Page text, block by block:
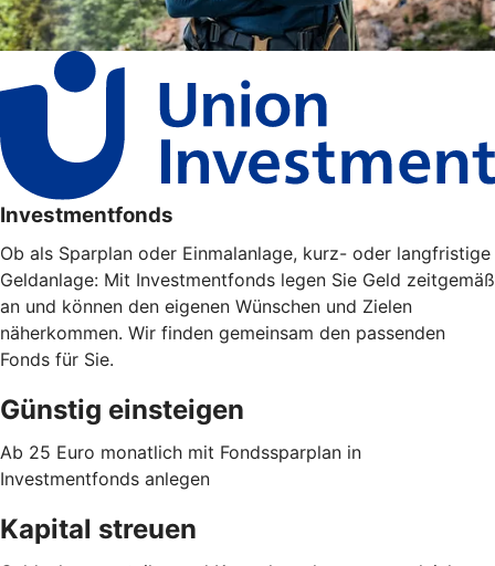
Investmentfonds
Ob als Sparplan oder Einmalanlage, kurz- oder langfristige
Geldanlage: Mit Investmentfonds legen Sie Geld zeitgemäß
an und können den eigenen Wünschen und Zielen
näherkommen. Wir finden gemeinsam den passenden
Fonds für Sie.
Günstig einsteigen
Ab 25 Euro monatlich mit Fondssparplan in
Investmentfonds anlegen
Kapital streuen